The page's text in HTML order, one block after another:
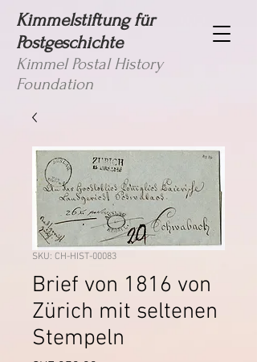
Kimmelstiftung für
Postgeschichte
Kimmel Postal History
Foundation
SKU: CH-HIST-00083
Brief von 1816 von
Zürich mit seltenen
Stempeln